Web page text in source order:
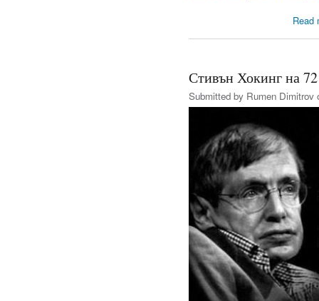
Read
Стивън Хокинг на 72
Submitted by Rumen Dimitrov